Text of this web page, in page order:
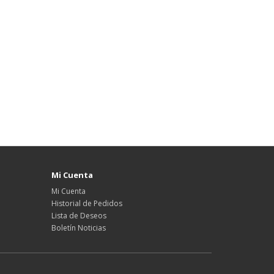
Mi Cuenta
Mi Cuenta
Historial de Pedidos
Lista de Deseos
Boletín Noticias